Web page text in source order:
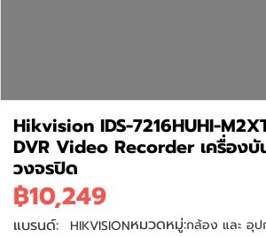
Hikvision IDS-7216HUHI-
DVR Video Recorder เครื่อง
วงจรปิด
฿10,249
แบรนด์: HIKVISIONหมวดหมู่:กล้อง และ อุป